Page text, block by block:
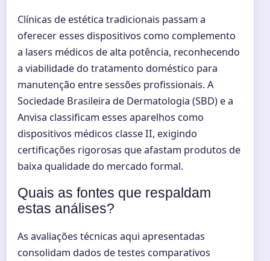
Clínicas de estética tradicionais passam a
oferecer esses dispositivos como complemento
a lasers médicos de alta potência, reconhecendo
a viabilidade do tratamento doméstico para
manutenção entre sessões profissionais. A
Sociedade Brasileira de Dermatologia (SBD) e a
Anvisa classificam esses aparelhos como
dispositivos médicos classe II, exigindo
certificações rigorosas que afastam produtos de
baixa qualidade do mercado formal.
Quais as fontes que respaldam
estas análises?
As avaliações técnicas aqui apresentadas
consolidam dados de testes comparativos